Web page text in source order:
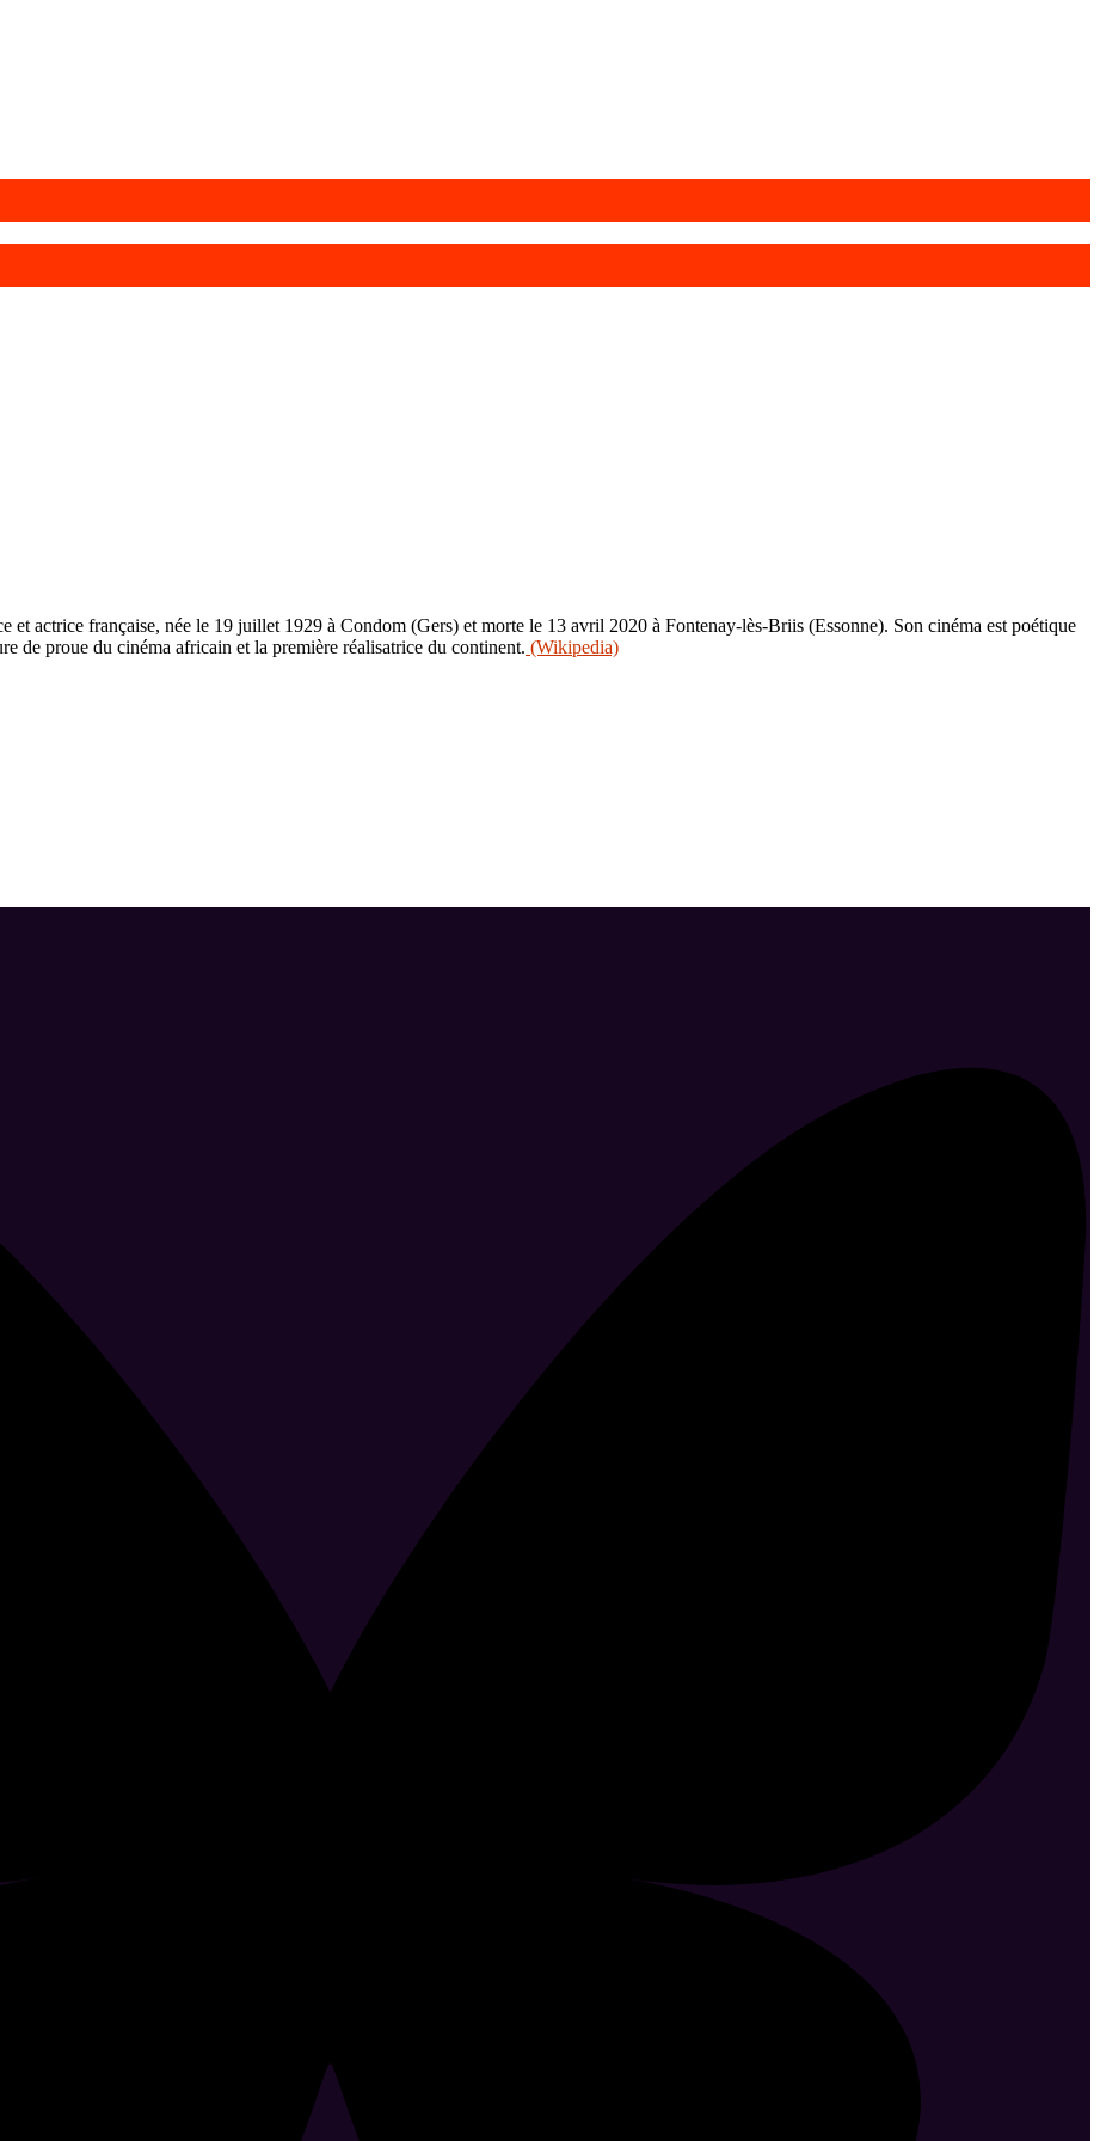
et actrice française, née le 19 juillet 1929 à Condom (Gers) et morte le 13 avril 2020 à Fontenay-lès-Briis (Essonne). Son cinéma est poétique
de proue du cinéma africain et la première réalisatrice du continent. (Wikipedia)